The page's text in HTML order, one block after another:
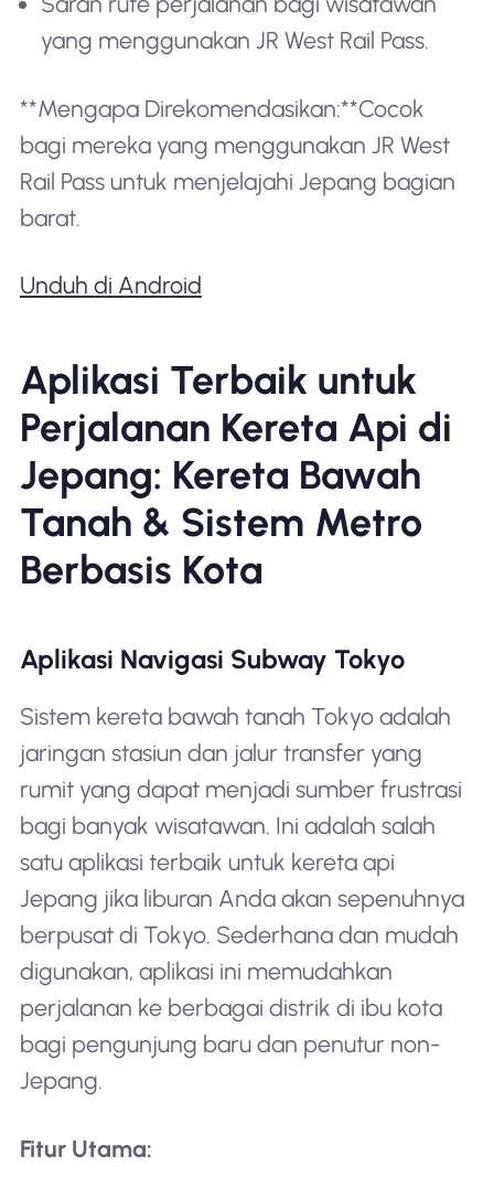
yang menggunakan JR West Rail Pass.
**Mengapa Direkomendasikan:**Cocok
bagi mereka yang menggunakan JR West
Rail Pass untuk menjelajahi Jepang bagian
barat.
Unduh di Android
Aplikasi Terbaik untuk
Perjalanan Kereta Api di
Jepang: Kereta Bawah
Tanah & Sistem Metro
Berbasis Kota
Aplikasi Navigasi Subway Tokyo
Sistem kereta bawah tanah Tokyo adalah
jaringan stasiun dan jalur transfer yang
rumit yang dapat menjadi sumber frustrasi
bagi banyak wisatawan. Ini adalah salah
satu aplikasi terbaik untuk kereta api
Jepang jika liburan Anda akan sepenuhnya
berpusat di Tokyo. Sederhana dan mudah
digunakan, aplikasi ini memudahkan
perjalanan ke berbagai distrik di ibu kota
bagi pengunjung baru dan penutur non-
Jepang.
Fitur Utama: